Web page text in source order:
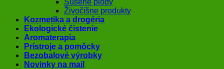
Sušené plody
Živočíšne produkty
Kozmetika a drogéria
Ekologické čistenie
Aromaterapia
Prístroje a pomôcky
Bezobalové výrobky
Novinky na mail